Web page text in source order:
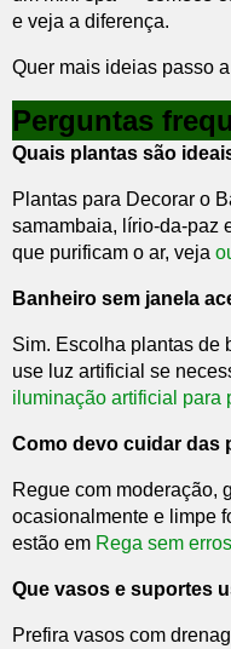
e veja a diferença.
Quer mais ideias passo
Perguntas
Quais plantas são
Plantas para Decorar o
samambaia, lírio-da-paz
que purificam o ar, veja
Banheiro sem janela
Sim. Escolha plantas de
use luz artificial se
iluminação artificial para
Como devo cuidar das
Regue com moderação,
ocasionalmente e limpe
estão em Rega sem erros
Que vasos e suportes
Prefira vasos com